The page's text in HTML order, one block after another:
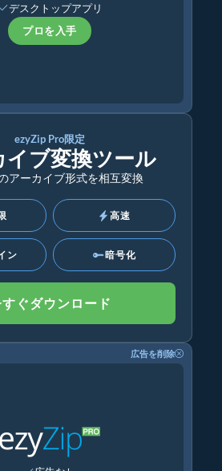
デスクトップアプリ
プロを入手
ezyZip Pro限定
イブ変換ツール
アーカイブ形式を相互変換
高速
ン 暗号化
ぐダウンロード
広告を削除